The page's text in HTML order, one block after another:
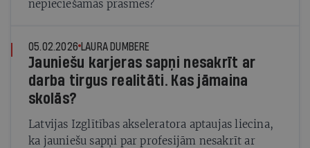
nepieciešamās prasmes?
05.02.2026 LAURA DUMBERE
Jauniešu karjeras sapņi nesakrīt ar
darba tirgus realitāti. Kas jāmaina
skolās?
Latvijas Izglītības akseleratora aptaujas liecina,
ka jauniešu sapņi par profesijām nesakrīt ar